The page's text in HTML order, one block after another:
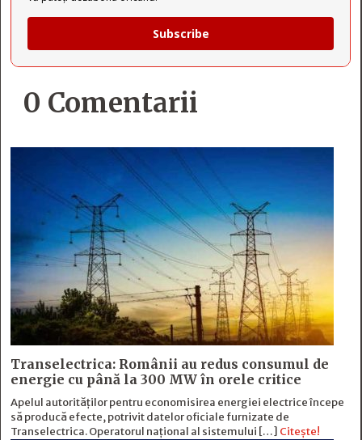
Subscribe
0 Comentarii
Transelectrica: Românii au redus consumul de
energie cu până la 300 MW în orele critice
Apelul autorităților pentru economisirea energiei electrice începe
să producă efecte, potrivit datelor oficiale furnizate de
Transelectrica. Operatorul național al sistemului […] Citește!